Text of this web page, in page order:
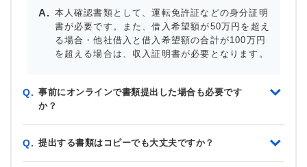
本人確認書類として、運転免許証などの身分証明
書が必要です。また、借入希望額が50万円を超え
る場合・他社借入と借入希望額の合計が100万円
を超える場合は、収入証明書が必要となります。
Q. 事前にオンラインで書類提出した場合も必要です
か？
Q. 提出する書類はコピーでも大丈夫ですか？